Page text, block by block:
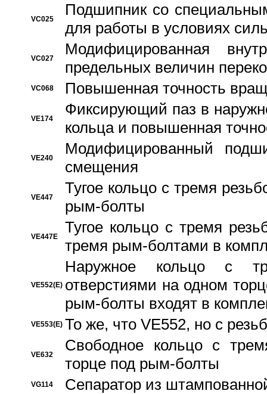
VC025
Подшипник со
для работы в условиях
VC027
Модифицированная
предельных величин
VC068 Повышенная точность
VE174
Фиксирующий паз в
кольца и повышенная
VE240
Модифицированный
смещения
VE447
Тугое кольцо с тремя
рым-болты
VE447E
Тугое кольцо с тремя
тремя рым-болтами в
VE552(E)
Наружное кольцо с
отверстиями на одном
рым-болты входят в
VE553(E) То же, что VE552, но с
VE632
Свободное кольцо с
торце под рым-болты
VG114 Сепаратор из